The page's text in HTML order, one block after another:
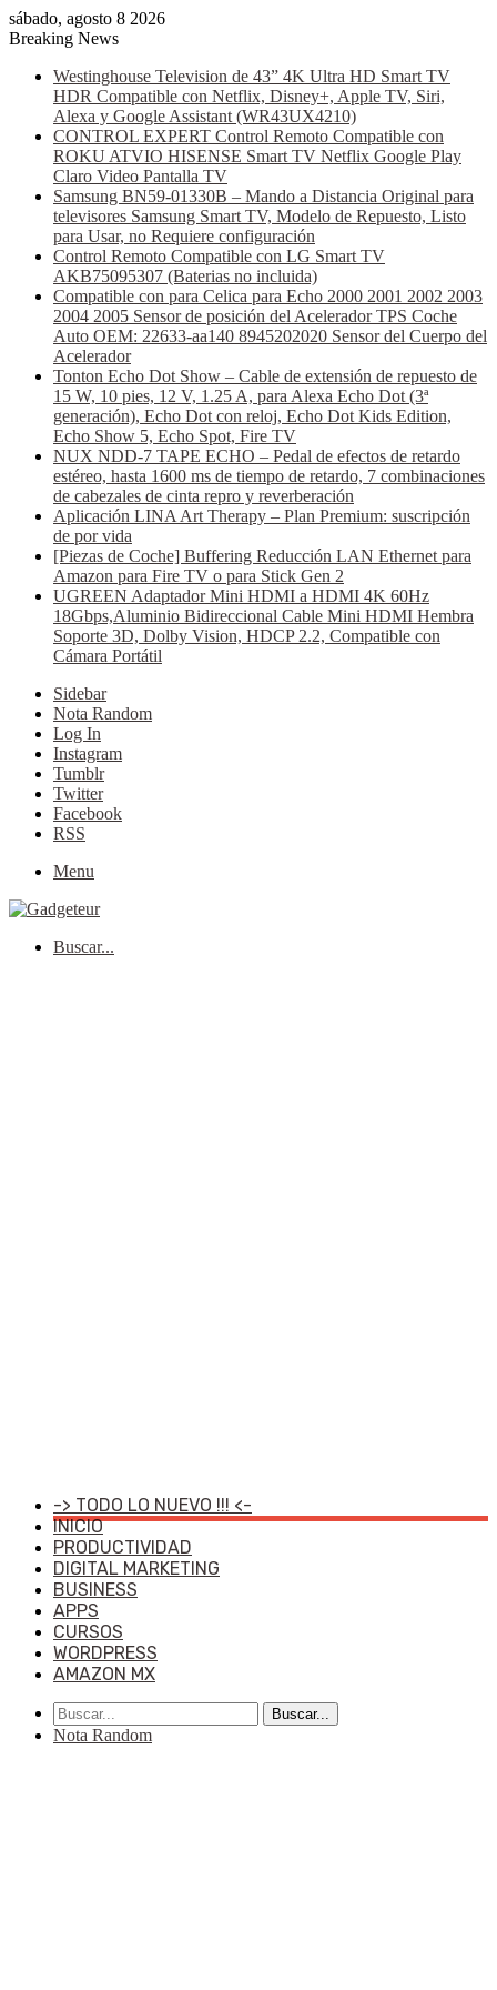
sábado, agosto 8 2026
Breaking News
Westinghouse Television de 43” 4K Ultra HD Smart TV
HDR Compatible con Netflix, Disney+, Apple TV, Siri,
Alexa y Google Assistant (WR43UX4210)
CONTROL EXPERT Control Remoto Compatible con
ROKU ATVIO HISENSE Smart TV Netflix Google Play
Claro Video Pantalla TV
Samsung BN59-01330B – Mando a Distancia Original para
televisores Samsung Smart TV, Modelo de Repuesto, Listo
para Usar, no Requiere configuración
Control Remoto Compatible con LG Smart TV
AKB75095307 (Baterias no incluida)
Compatible con para Celica para Echo 2000 2001 2002 2003
2004 2005 Sensor de posición del Acelerador TPS Coche
Auto OEM: 22633-aa140 8945202020 Sensor del Cuerpo del
Acelerador
Tonton Echo Dot Show – Cable de extensión de repuesto de
15 W, 10 pies, 12 V, 1.25 A, para Alexa Echo Dot (3ª
generación), Echo Dot con reloj, Echo Dot Kids Edition,
Echo Show 5, Echo Spot, Fire TV
NUX NDD-7 TAPE ECHO – Pedal de efectos de retardo
estéreo, hasta 1600 ms de tiempo de retardo, 7 combinaciones
de cabezales de cinta repro y reverberación
Aplicación LINA Art Therapy – Plan Premium: suscripción
de por vida
[Piezas de Coche] Buffering Reducción LAN Ethernet para
Amazon para Fire TV o para Stick Gen 2
UGREEN Adaptador Mini HDMI a HDMI 4K 60Hz
18Gbps,Aluminio Bidireccional Cable Mini HDMI Hembra
Soporte 3D, Dolby Vision, HDCP 2.2, Compatible con
Cámara Portátil
Sidebar
Nota Random
Log In
Instagram
Tumblr
Twitter
Facebook
RSS
Menu
Buscar...
-> TODO LO NUEVO !!! <-
INICIO
PRODUCTIVIDAD
DIGITAL MARKETING
BUSINESS
APPS
CURSOS
WORDPRESS
AMAZON MX
Buscar...
Nota Random